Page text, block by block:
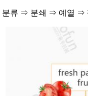
류 ⇒ 분쇄 ⇒ 예열 ⇒